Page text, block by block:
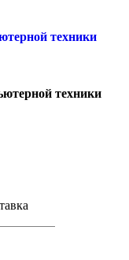
техники
техники